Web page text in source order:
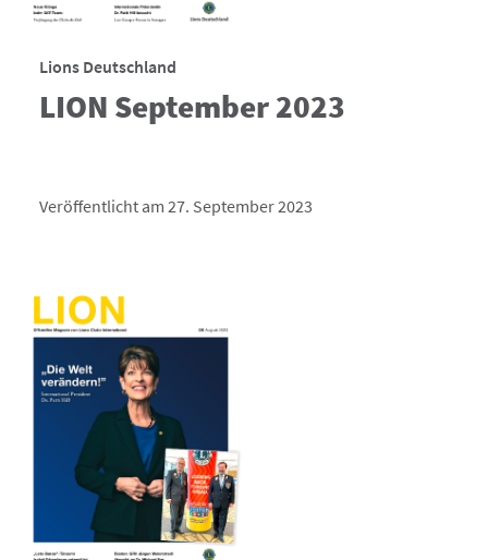
Lions Deutschland
LION September 2023
Veröffentlicht am 27. September 2023